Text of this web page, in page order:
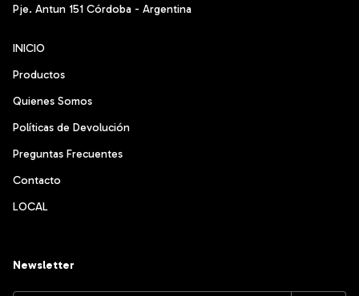
Pje. Antun 151 Córdoba - Argentina
INICIO
Productos
Quienes Somos
Políticas de Devolución
Preguntas Frecuentes
Contacto
LOCAL
Newsletter